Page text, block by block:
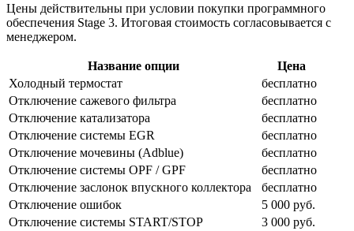
Цены действительны при условии покупки программного
обеспечения Stage 3. Итоговая стоимость согласовывается с
менеджером.
Название опции
Цена
Холодный термостат
бесплатно
Отключение сажевого фильтра
бесплатно
Отключение катализатора
бесплатно
Отключение системы EGR
бесплатно
Отключение мочевины (Adblue)
бесплатно
Отключение системы OPF / GPF
бесплатно
Отключение заслонок впускного коллектора
бесплатно
Отключение ошибок
5 000 руб.
Отключение системы START/STOP
3 000 руб.